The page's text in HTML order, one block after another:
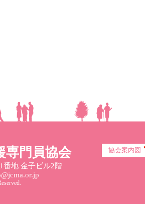
専門員協会
番地 金子ビル2階
協会案内図